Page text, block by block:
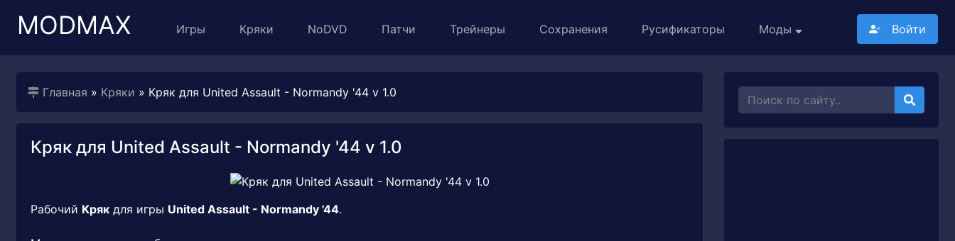
MODMAX Игры Кряки NoDVD Патчи Трейнеры Сохранения Русификаторы Моды Войти
Главная » Кряки » Кряк для United Assault - Normandy '44 v 1.0
Кряк для United Assault - Normandy '44 v 1.0
Рабочий Кряк для игры United Assault - Normandy '44.